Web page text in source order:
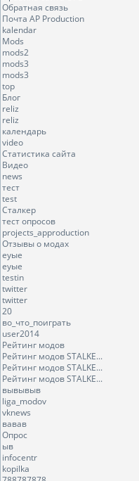
Обратная связь
Почта AP Production
kalendar
Mods
mods2
mods3
mods3
top
Блог
reliz
reliz
календарь
video
Статистика сайта
Видео
news
тест
test
Сталкер
тест опросов
projects_approduction
Отзывы о модах
еуые
еуые
testin
twitter
twitter
20
во_что_поиграть
user2014
Рейтинг модов
Рейтинг модов STALKE...
Рейтинг модов STALKE...
Рейтинг модов STALKE...
вывывыв
liga_modov
vknews
вавав
Опрос
ыв
infocentr
kopilka